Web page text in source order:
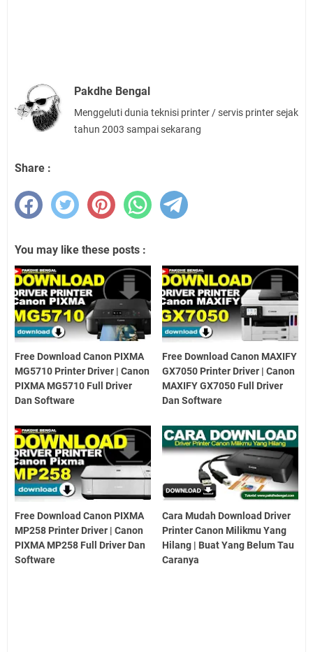
Pakdhe Bengal
Menggeluti dunia teknisi printer / servis printer sejak
tahun 2003 sampai sekarang
Share :
You may like these posts :
Free Download Canon PIXMA
MG5710 Printer Driver | Canon
PIXMA MG5710 Full Driver
Dan Software
Free Download Canon MAXIFY
GX7050 Printer Driver | Canon
MAXIFY GX7050 Full Driver
Dan Software
Free Download Canon PIXMA
MP258 Printer Driver | Canon
PIXMA MP258 Full Driver Dan
Software
Cara Mudah Download Driver
Printer Canon Milikmu Yang
Hilang | Buat Yang Belum Tau
Caranya